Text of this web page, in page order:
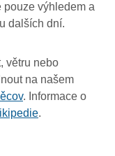
pouze výhledem a
dalších dní.
větru nebo
na našem
. Informace o
.